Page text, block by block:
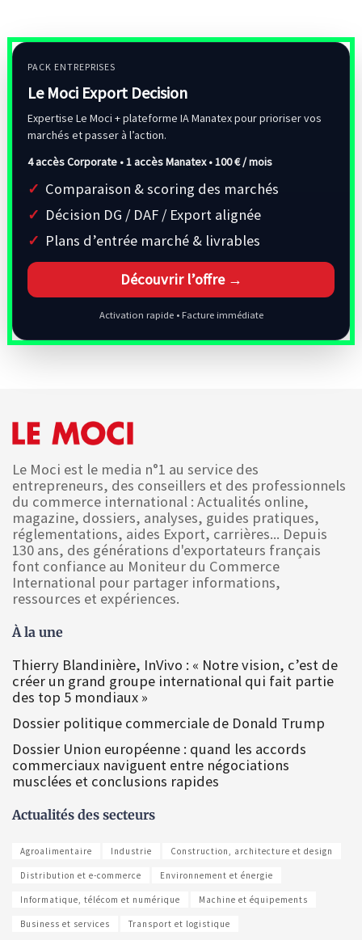
PACK ENTREPRISES
Le Moci Export Decision
Expertise Le Moci + plateforme IA Manatex pour prioriser vos
marchés et passer à l’action.
4 accès Corporate • 1 accès Manatex •100 € / mois
Comparaison & scoring des marchés
Décision DG / DAF / Export alignée
Plans d’entrée marché & livrables
Découvrir l’offre →
Activation rapide • Facture immédiate
Le Moci est le media n°1 au service des
entrepreneurs, des conseillers et des professionnels
du commerce international : Actualités online,
magazine, dossiers, analyses, guides pratiques,
réglementations, aides Export, carrières... Depuis
130 ans, des générations d'exportateurs français
font confiance au Moniteur du Commerce
International pour partager informations,
ressources et expériences.
À la une
Thierry Blandinière, InVivo : « Notre vision, c’est de
créer un grand groupe international qui fait partie
des top 5 mondiaux »
Dossier politique commerciale de Donald Trump
Dossier Union européenne : quand les accords
commerciaux naviguent entre négociations
musclées et conclusions rapides
Actualités des secteurs
Agroalimentaire Industrie Construction, architecture et design
Distribution et e-commerce Environnement et énergie
Informatique, télécom et numérique Machine et équipements
Business et services Transport et logistique